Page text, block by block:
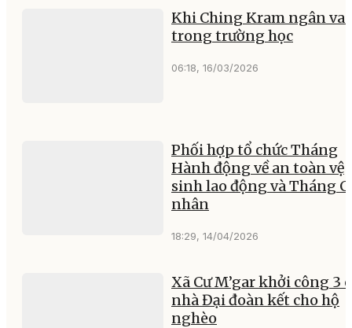
Khi Ching Kram ngân
trong trường học
06:18, 16/03/2026
Phối hợp tổ chức Tháng
Hành động về an toàn vệ
sinh lao động và Tháng
nhân
18:29, 14/04/2026
Xã Cư M’gar khởi công 3
nhà Đại đoàn kết cho hộ
nghèo